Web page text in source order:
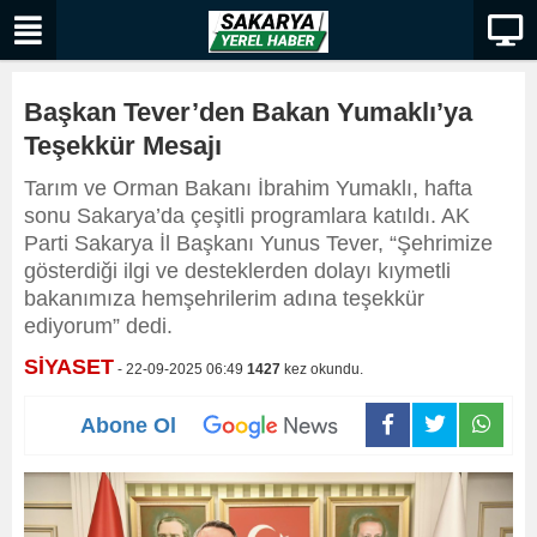
Başkan Tever’den Bakan Yumaklı’ya
Teşekkür Mesajı
Tarım ve Orman Bakanı İbrahim Yumaklı, hafta
sonu Sakarya’da çeşitli programlara katıldı. AK
Parti Sakarya İl Başkanı Yunus Tever, “Şehrimize
gösterdiği ilgi ve desteklerden dolayı kıymetli
bakanımıza hemşehrilerim adına teşekkür
ediyorum” dedi.
SİYASET - 22-09-2025 06:49 1427 kez okundu.
Abone Ol